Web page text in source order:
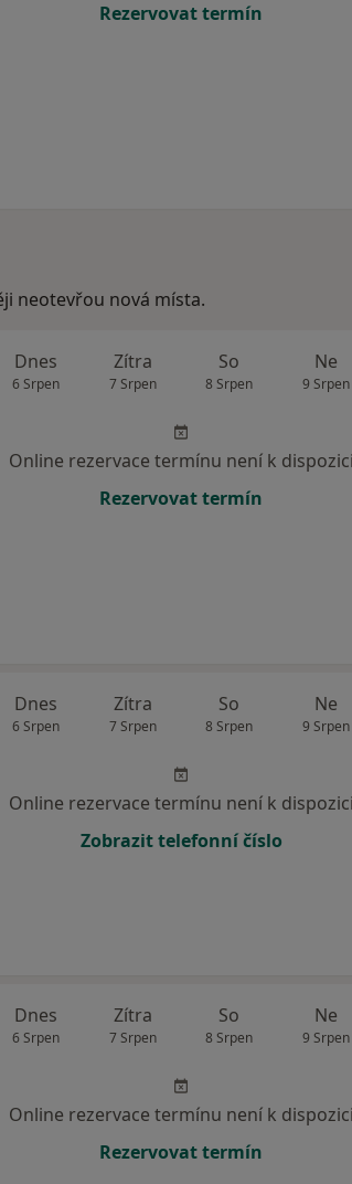
Rezervovat termín
neotevřou nová místa.
Dnes
6 Srpen
Zítra
7 Srpen
So
8 Srpen
Ne
9 Srpen
Online rezervace termínu není k dispozici
Rezervovat termín
Dnes
6 Srpen
Zítra
7 Srpen
So
8 Srpen
Ne
9 Srpen
Online rezervace termínu není k dispozici
Zobrazit telefonní číslo
Dnes
6 Srpen
Zítra
7 Srpen
So
8 Srpen
Ne
9 Srpen
Online rezervace termínu není k dispozici
Rezervovat termín